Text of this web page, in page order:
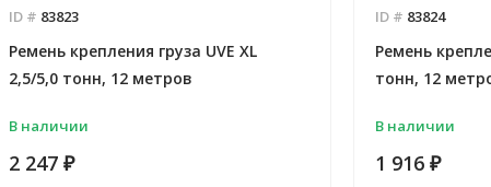
ID # 83823
Ремень крепления груза UVE XL
2,5/5,0 тонн, 12 метров
В наличии
2 247 ₽
ID # 83824
Ремень
тонн, 12
В наличии
1 916 ₽